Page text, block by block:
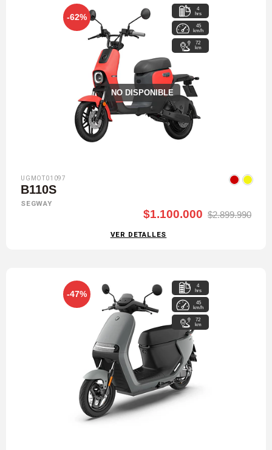
-62%
NO DISPONIBLE
4
hrs
45
km/h
72
km
UGMOT01097
B110S
SEGWAY
$1.100.000 $2.899.990
VER DETALLES
-47%
4
hrs
45
km/h
72
km